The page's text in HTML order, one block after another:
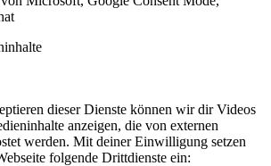
dieser Dienste können wir dir Videos
anzeigen, die von externen
werden. Mit deiner Einwilligung setzen
folgende Drittdienste ein: